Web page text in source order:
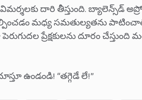
దారి తీస్తుంది. బ్యాలెన్స్‌డ్
మధ్య సమతుల్యతను
ప్రేక్షకులను దూరం చేస్తుంది
ఉండండి! “తగ్గెడే లే!”